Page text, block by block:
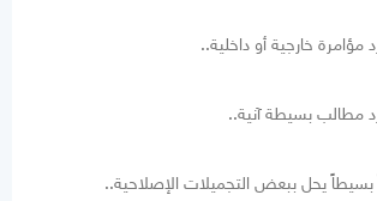
مؤامرة خارجية أو داخلية..
مطالب بسيطة آنية..
بسيطاً يحل ببعض التجميلات الإصلاحية..